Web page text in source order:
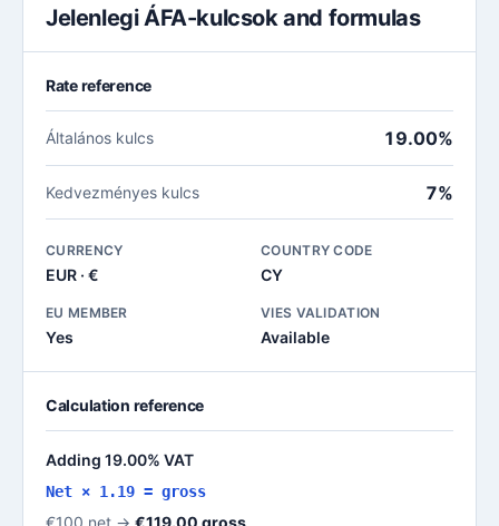
Jelenlegi ÁFA-kulcsok and formulas
Rate reference
Általános kulcs 19.00%
Kedvezményes kulcs 7%
CURRENCY
EUR · €
COUNTRY CODE
CY
EU MEMBER
Yes
VIES VALIDATION
Available
Calculation reference
Adding 19.00% VAT
Net × 1.19 = gross
€100 net → €119.00 gross